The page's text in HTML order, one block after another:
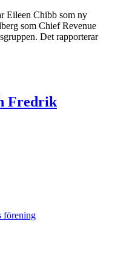
Eileen Chibb som ny
som Chief Revenue
Det rapporterar
Fredrik
förening